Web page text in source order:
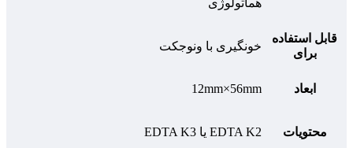
قابل استفاده
برای
خونگیری با ونوجکت
ابعاد 12mm×56mm
محتویات EDTA K2 یا EDTA K3